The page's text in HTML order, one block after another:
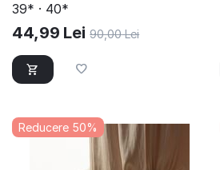
39* · 40*
44,99 Lei 90,00 Lei
Reducere 50%